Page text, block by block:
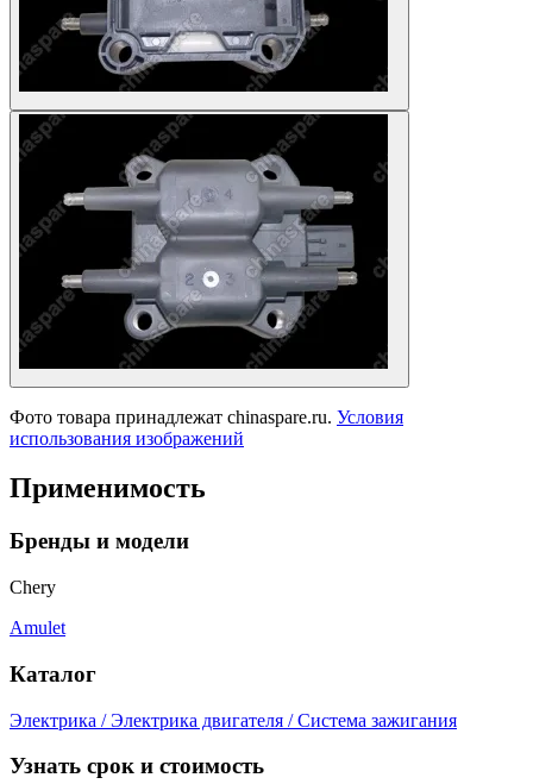
Фото товара принадлежат chinaspare.ru. Условия
использования изображений
Применимость
Бренды и модели
Chery
Amulet
Каталог
Электрика / Электрика двигателя / Система зажигания
Узнать срок и стоимость